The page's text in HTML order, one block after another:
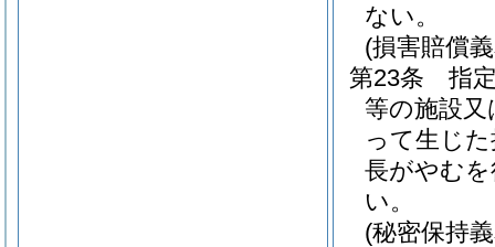
ない。
(損害賠償
第23条
指
等の施設
って生じ
長がやむ
い。
(秘密保持